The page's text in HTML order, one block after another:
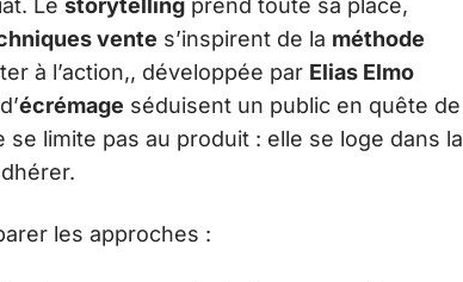
vente s’inspirent de la méthode
à l’action,, développée par Elias Elmo
écrémage séduisent un public en quête de
limite pas au produit : elle se loge dans la
les approches :